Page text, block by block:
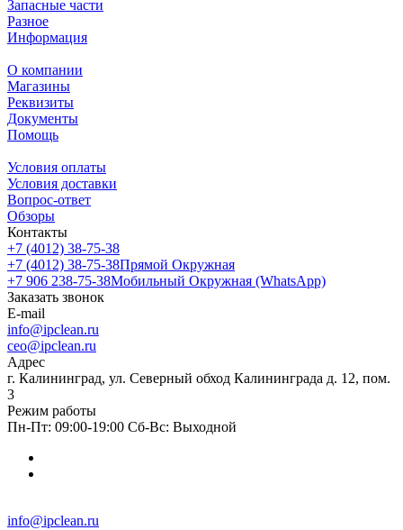
Запасные части
Разное
Информация
О компании
Магазины
Реквизиты
Документы
Помощь
Условия оплаты
Условия доставки
Вопрос-ответ
Обзоры
Контакты
+7 (4012) 38-75-38
+7 (4012) 38-75-38Прямой Окружная
+7 906 238-75-38Мобильный Окружная (WhatsApp)
Заказать звонок
E-mail
info@ipclean.ru
ceo@ipclean.ru
Адрес
г. Калининград, ул. Северный обход Калининграда д. 12, пом.
3
Режим работы
Пн-Пт: 09:00-19:00 Сб-Вс: Выходной
info@ipclean.ru